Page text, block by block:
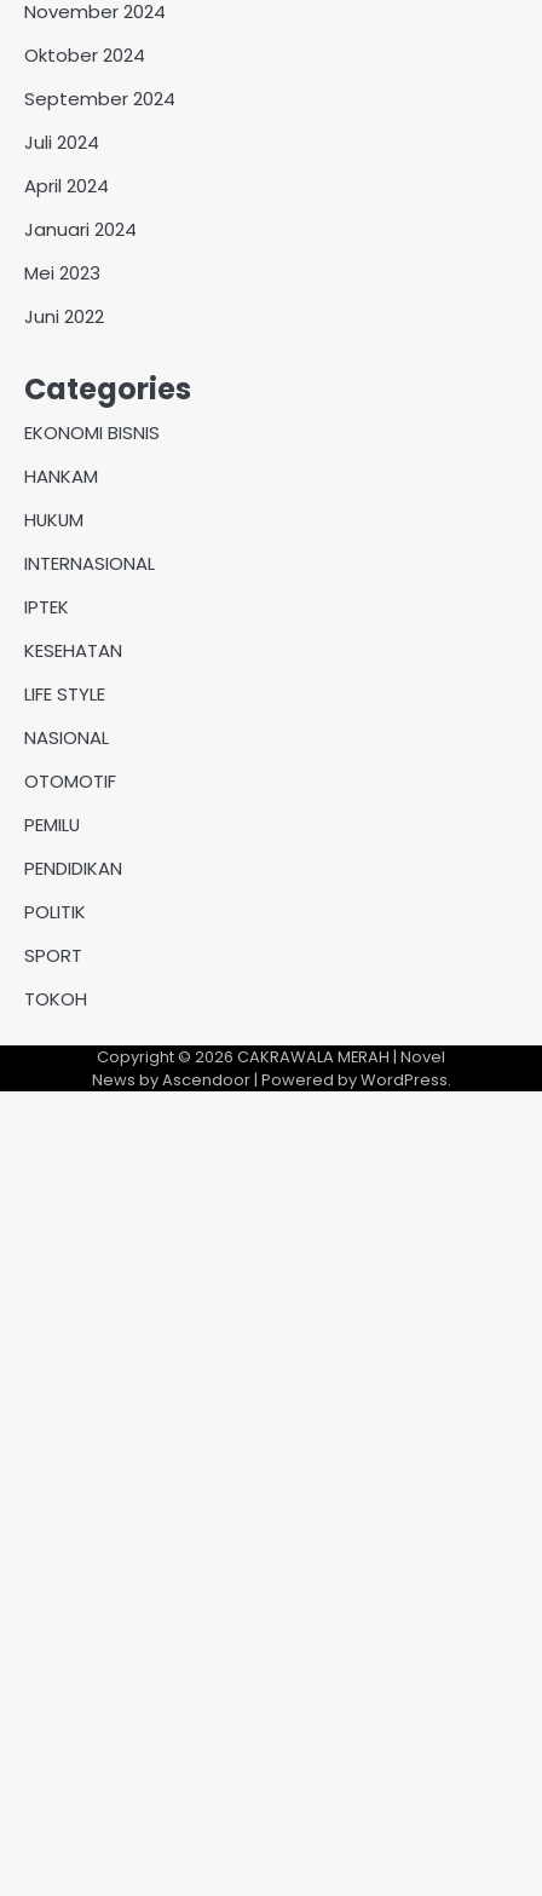
November 2024
Oktober 2024
September 2024
Juli 2024
April 2024
Januari 2024
Mei 2023
Juni 2022
Categories
EKONOMI BISNIS
HANKAM
HUKUM
INTERNASIONAL
IPTEK
KESEHATAN
LIFE STYLE
NASIONAL
OTOMOTIF
PEMILU
PENDIDIKAN
POLITIK
SPORT
TOKOH
Copyright © 2026 CAKRAWALA MERAH | Novel
News byAscendoor| Powered byWordPress.